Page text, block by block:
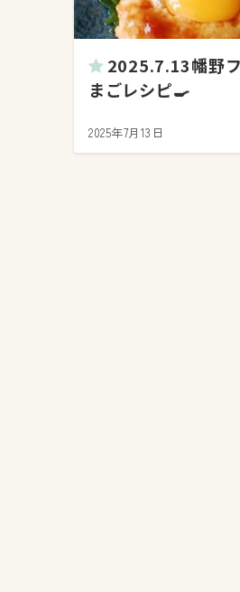
2025.7.13幡野
まごレシピ🍳
2025年7月13日